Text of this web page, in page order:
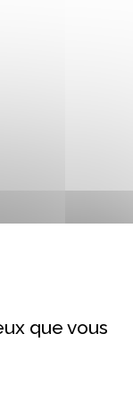
que tout
que vous